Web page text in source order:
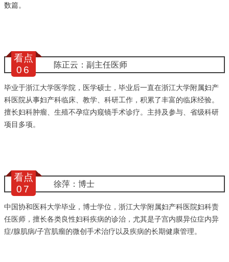
数篇。
看点
0 6 陈正云：副主任医师
毕业于浙江大学医学院，医学硕士，毕业后一直在浙江大学附属妇产
科医院从事妇产科临床、教学、科研工作，积累了丰富的临床经验。
擅长妇科肿瘤、生殖不孕症内窥镜手术诊疗。主持及参与、省级科研
项目多项。
看点
0 7 徐萍：博士
中国协和医科大学毕业，博士学位，浙江大学附属妇产科医院妇科责
任医师，擅长各类良性妇科疾病的诊治，尤其是子宫内膜异位症内异
症/腺肌病/子宫肌瘤的微创手术治疗以及疾病的长期健康管理。